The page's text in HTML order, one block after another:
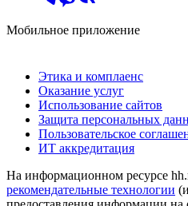
Мобильное приложение
Этика и комплаенс
Оказание услуг
Использование сайтов
Защита персональных
Пользовательское
ИТ аккредитация
На информационном ресурсе
рекомендательные технологии